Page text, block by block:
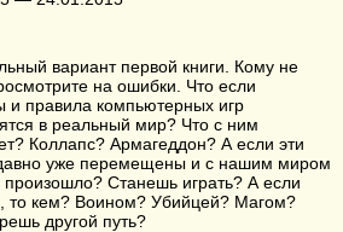
вариант первой книги. Кому не
на ошибки. Что если
и правила компьютерных игр
в реальный мир? Что с ним
Коллапс? Армагеддон? А если эти
уже перемещены и с нашим миром
произошло? Станешь играть? А если
то кем? Воином? Убийцей? Магом?
другой путь?